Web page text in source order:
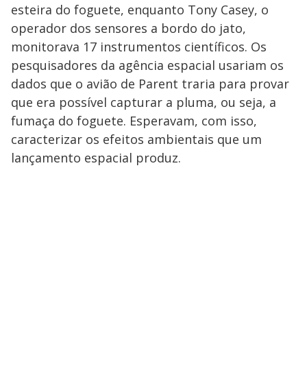
esteira do foguete, enquanto Tony Casey, o
operador dos sensores a bordo do jato,
monitorava 17 instrumentos científicos. Os
pesquisadores da agência espacial usariam os
dados que o avião de Parent traria para provar
que era possível capturar a pluma, ou seja, a
fumaça do foguete. Esperavam, com isso,
caracterizar os efeitos ambientais que um
lançamento espacial produz.